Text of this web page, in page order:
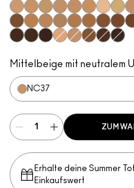
NC17NC18NW15NC20NW18C4C40NC25
NC35NC37NC38NC40NC41NC42C4.5C45
NW45
C8NC45NC45.5
NC46NC47NC50NW46
Mittelbeige mit neutralem
NC37
ZUM
Erhalte deine Summer
Einkaufswert​